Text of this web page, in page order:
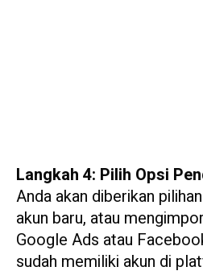
Langkah 4: Pilih Opsi
Anda akan diberikan
akun baru, atau
Google Ads atau
sudah memiliki akun di